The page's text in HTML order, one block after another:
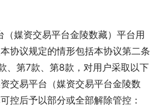
（媒资交易平台金陵数藏）平台用
协议规定的情形包括本协议第二条
、第7款、第8款，对用户采取以下
交易平台（媒资交易平台金陵数
控后予以部分或全部解除管控：